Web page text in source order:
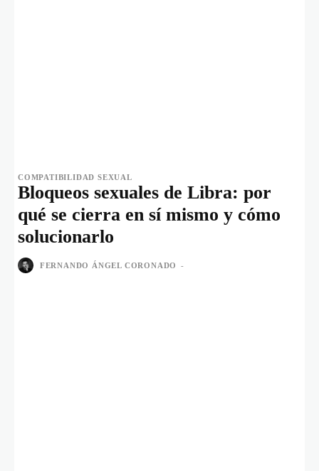
COMPATIBILIDAD SEXUAL
Bloqueos sexuales de Libra: por
qué se cierra en sí mismo y cómo
solucionarlo
FERNANDO ÁNGEL CORONADO -